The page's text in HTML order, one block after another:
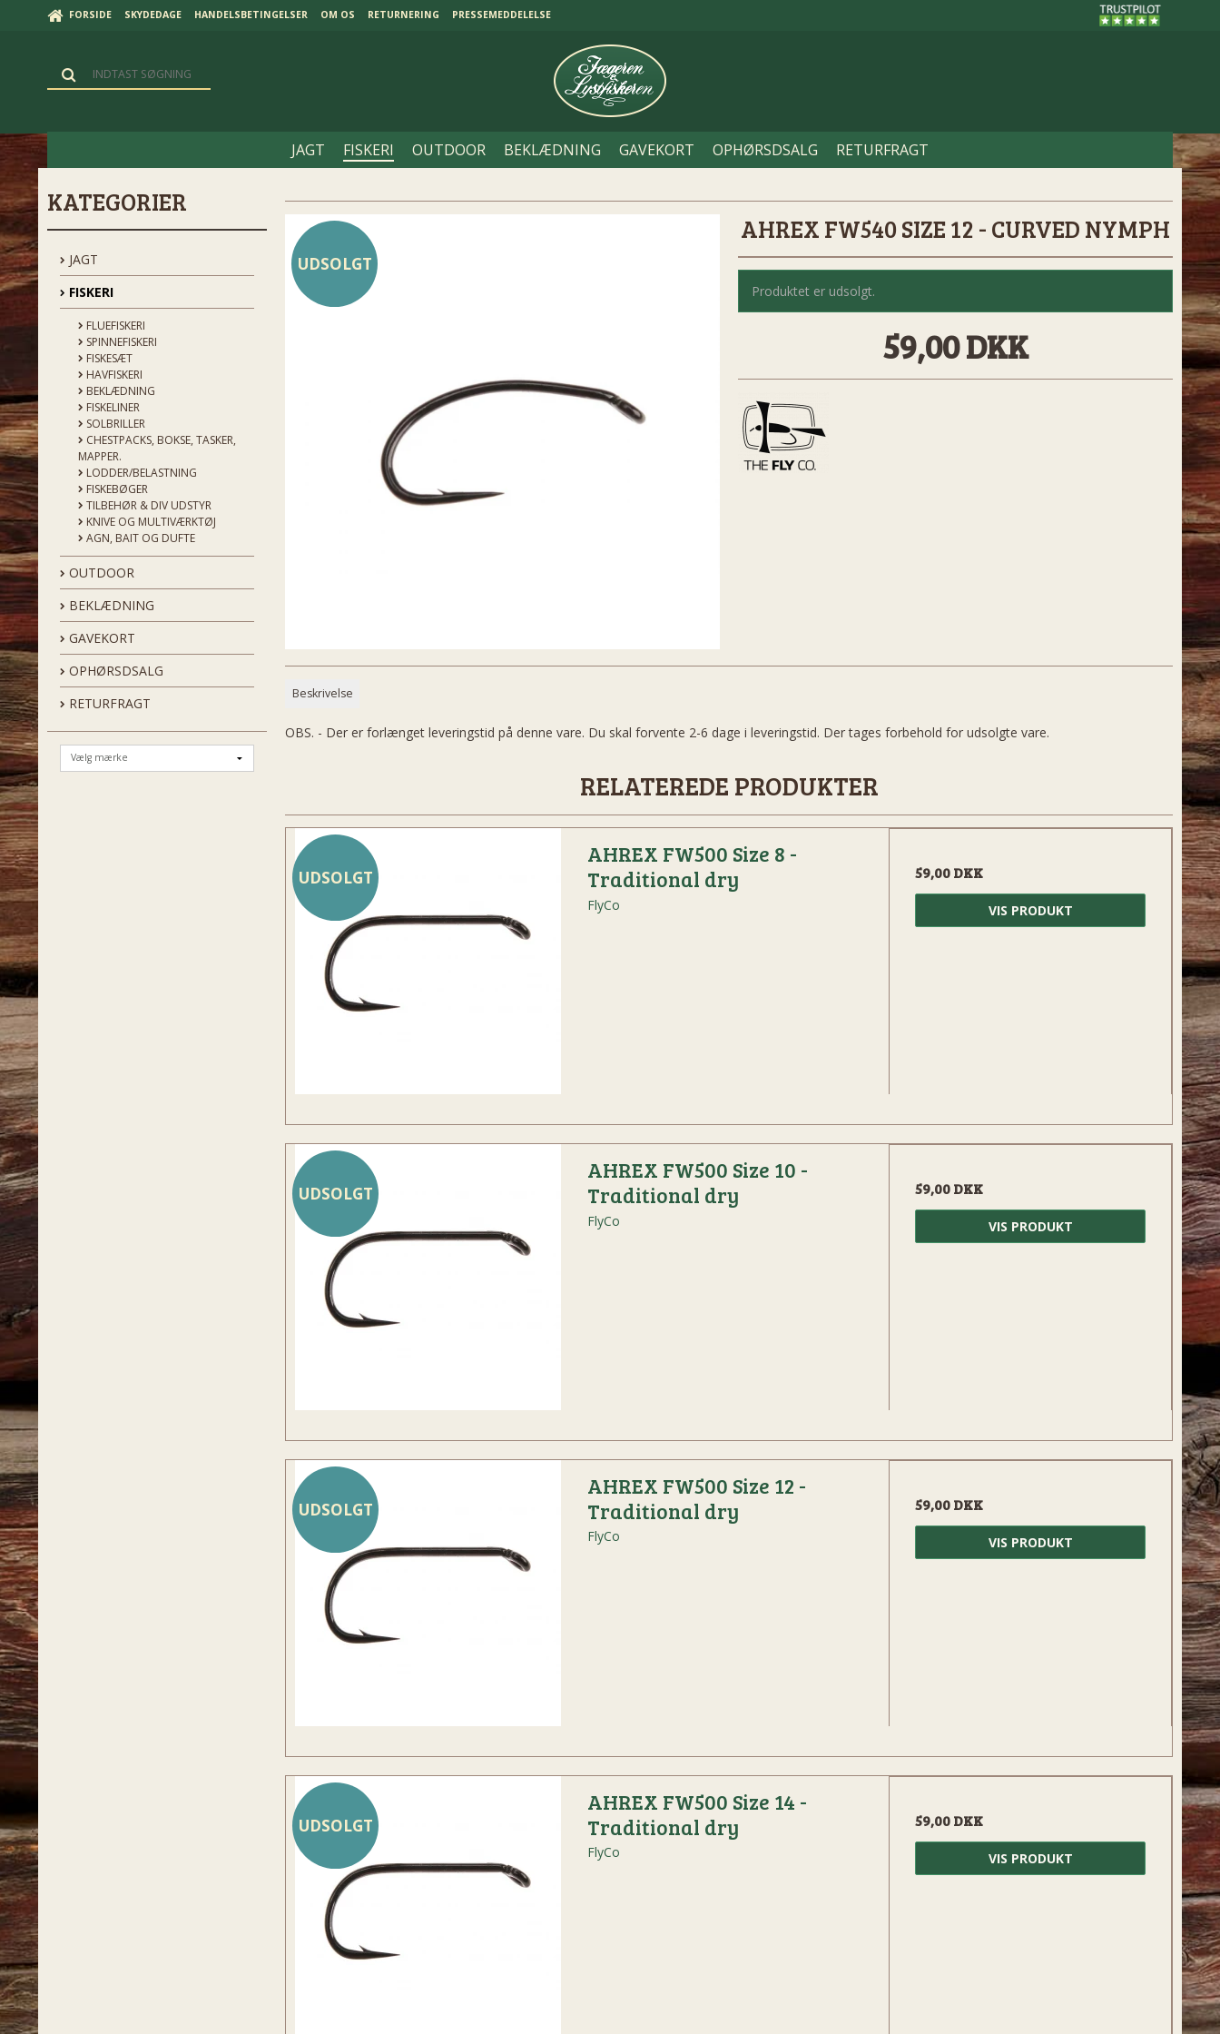
FORSIDE SKYDEDAGE HANDELSBETINGELSER OM OS RETURNERING PRESSEMEDDELELSE
JAGT FISKERI OUTDOOR BEKLÆDNING GAVEKORT OPHØRSDSALG RETURFRAGT
KATEGORIER
JAGT
FISKERI
FLUEFISKERI
SPINNEFISKERI
FISKESÆT
HAVFISKERI
BEKLÆDNING
FISKELINER
SOLBRILLER
CHESTPACKS, BOKSE, TASKER,
MAPPER.
LODDER/BELASTNING
FISKEBØGER
TILBEHØR & DIV UDSTYR
KNIVE OG MULTIVÆRKTØJ
AGN, BAIT OG DUFTE
OUTDOOR
BEKLÆDNING
GAVEKORT
OPHØRSDSALG
RETURFRAGT
UDSOLGT
AHREX FW540 SIZE 12 - CURVED NYMPH
Produktet er udsolgt.
59,00 DKK
Beskrivelse
OBS. - Der er forlænget leveringstid på denne vare. Du skal forvente 2-6 dage i leveringstid. Der tages forbehold for udsolgte vare.
RELATEREDE PRODUKTER
UDSOLGT
AHREX FW500 Size 8 -
Traditional dry
FlyCo
59,00 DKK
VIS PRODUKT
UDSOLGT
AHREX FW500 Size 10 -
Traditional dry
FlyCo
59,00 DKK
VIS PRODUKT
UDSOLGT
AHREX FW500 Size 12 -
Traditional dry
FlyCo
59,00 DKK
VIS PRODUKT
UDSOLGT
AHREX FW500 Size 14 -
Traditional dry
FlyCo
59,00 DKK
VIS PRODUKT